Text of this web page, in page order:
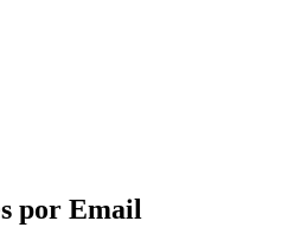
por Email